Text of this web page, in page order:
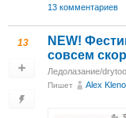
13 комментариев
13
NEW!
совсем
Ледолазание/
Пишет Alex